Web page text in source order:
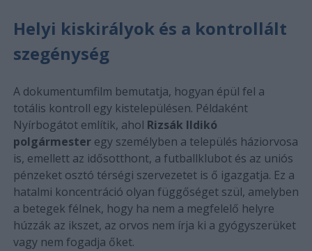
Helyi kiskirályok és a kontrollált
szegénység
A dokumentumfilm bemutatja, hogyan épül fel a
totális kontroll egy kistelepülésen. Példaként
Nyírbogátot említik, ahol Rizsák Ildikó
polgármester egy személyben a település háziorvosa
is, emellett az idősotthont, a futballklubot és az uniós
pénzeket osztó térségi szervezetet is ő igazgatja. Ez a
hatalmi koncentráció olyan függőséget szül, amelyben
a betegek félnek, hogy ha nem a megfelelő helyre
húzzák az ikszet, az orvos nem írja ki a gyógyszerüket
vagy nem fogadja őket.